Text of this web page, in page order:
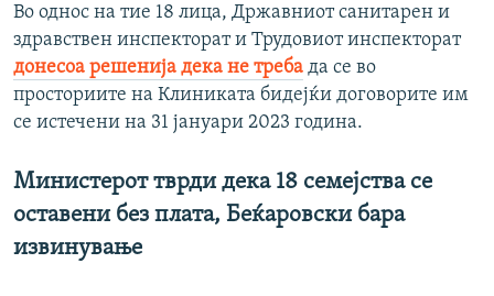
Во однос на тие 18 лица, Државниот санитарен и
здравствен инспекторат и Трудовиот инспекторат
донесоа решенија дека не треба да се во
просториите на Клиниката бидејќи договорите им
се истечени на 31 јануари 2023 година.
Министерот тврди дека 18 семејства се
оставени без плата, Беќаровски бара
извинување